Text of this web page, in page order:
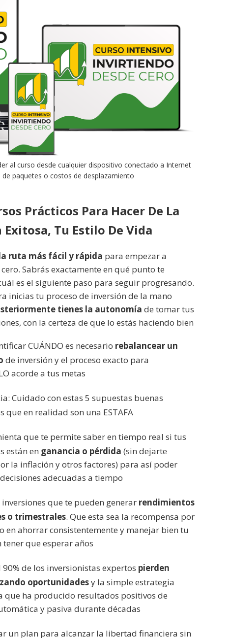
al curso desde cualquier dispositivo conectado a Internet
paquetes o costos de desplazamiento
Prácticos Para Hacer De La
Tu Estilo De Vida
ruta más fácil y rápida para empezar a
Sabrás exactamente en qué punto te
es el siguiente paso para seguir progresando.
inicias tu proceso de inversión de la mano
tienes la autonomía de tomar tus
con la certeza de que lo estás haciendo bien
CUÁNDO es necesario rebalancear un
de inversión y el proceso exacto para
acorde a tus metas
Cuidado con estas 5 supuestas buenas
que en realidad son una ESTAFA
que te permite saber en tiempo real si tus
están en ganancia o pérdida (sin dejarte
la inflación y otros factores) para así poder
adecuadas a tiempo
que te pueden generar rendimientos
o trimestrales. Que esta sea la recompensa por
en ahorrar consistentemente y manejar bien tu
tener que esperar años
90% de los inversionistas expertos pierden
oportunidadesy la simple estrategia
que ha producido resultados positivos de
y pasiva durante décadas
un plan para alcanzar la libertad financiera sin